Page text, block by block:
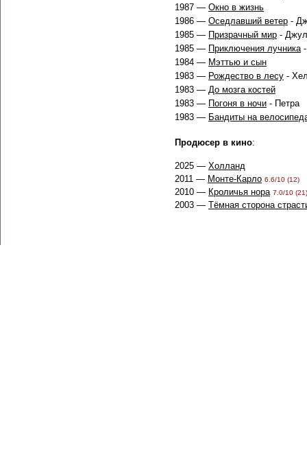
1987 — Окно в жизнь
1986 — Оседлавший ветер -
1985 — Призрачный мир -
1985 — Приключения лучника-
1984 — Мэттью и сын
1983 — Рождество в лесу -
1983 — До мозга костей
1983 — Погоня в ночи - Петра
1983 — Бандиты на
Продюсер в кино:
2025 — Холланд
2011 — Монте-Карло 6.6/10 (12)
2010 — Кроличья нора 7.0/10 (21)
2003 — Тёмная сторона